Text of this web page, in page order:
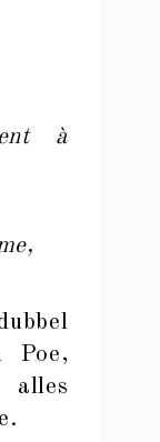
à
Poe,